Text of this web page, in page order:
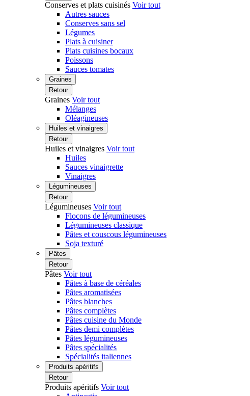
Conserves et plats cuisinés Voir tout
Autres sauces
Conserves sans sel
Légumes
Plats à cuisiner
Plats cuisines bocaux
Poissons
Sauces tomates
Graines
Retour
Graines Voir tout
Mélanges
Oléagineuses
Huiles et vinaigres
Retour
Huiles et vinaigres Voir tout
Huiles
Sauces vinaigrette
Vinaigres
Légumineuses
Retour
Légumineuses Voir tout
Flocons de légumineuses
Légumineuses classique
Pâtes et couscous légumineuses
Soja texturé
Pâtes
Retour
Pâtes Voir tout
Pâtes à base de céréales
Pâtes aromatisées
Pâtes blanches
Pâtes complètes
Pâtes cuisine du Monde
Pâtes demi complètes
Pâtes légumineuses
Pâtes spécialités
Spécialités italiennes
Produits apéritifs
Retour
Produits apéritifs Voir tout